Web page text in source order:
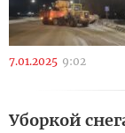
7.01.2025 9:02
Уборкой